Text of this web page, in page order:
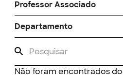
Professor Associado
Departamento
Não foram encontrados